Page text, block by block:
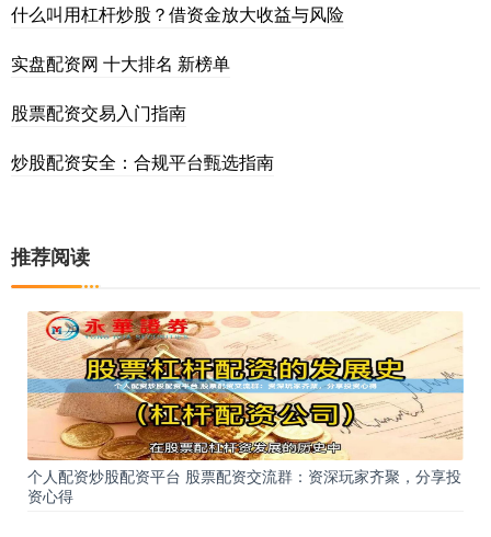
什么叫用杠杆炒股？借资金放大收益与风险
实盘配资网 十大排名 新榜单
股票配资交易入门指南
炒股配资安全：合规平台甄选指南
推荐阅读
个人配资炒股配资平台 股票配资交流群：资深玩家齐聚，分享投
资心得